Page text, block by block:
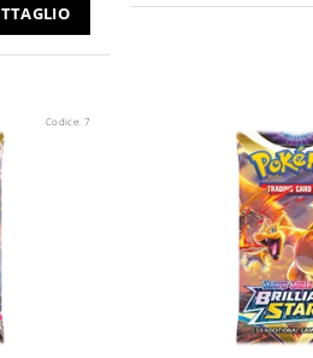
Codice: 7